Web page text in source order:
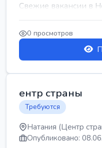
Свежие вакансии в
0 просмотров
ентр страны
Требуются
Натания (Центр
Опубликовано: